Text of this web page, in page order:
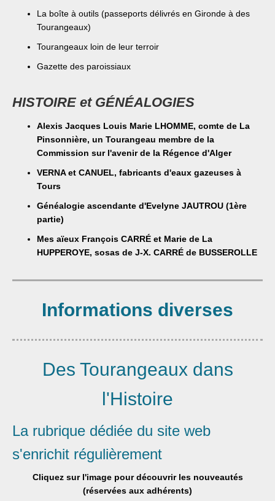
La boîte à outils (passeports délivrés en Gironde à des
Tourangeaux)
Tourangeaux loin de leur terroir
Gazette des paroissiaux
HISTOIRE et GÉNÉALOGIES
Alexis Jacques Louis Marie LHOMME, comte de La
Pinsonnière, un Tourangeau membre de la
Commission sur l'avenir de la Régence d'Alger
VERNA et CANUEL, fabricants d'eaux gazeuses à
Tours
Généalogie ascendante d'Evelyne JAUTROU (1ère
partie)
Mes aïeux François CARRÉ et Marie de La
HUPPEROYE, sosas de J-X. CARRÉ de BUSSEROLLE
Informations diverses
Des Tourangeaux dans
l'Histoire
La rubrique dédiée du site web
s'enrichit régulièrement
Cliquez sur l'image pour découvrir les nouveautés
(réservées aux adhérents)